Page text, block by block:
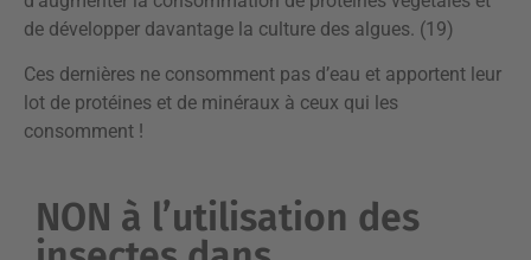
de développer davantage la culture des algues. (19)
Ces dernières ne consomment pas d’eau et apportent leur
lot de protéines et de minéraux à ceux qui les
consomment !
NON à l’utilisation des